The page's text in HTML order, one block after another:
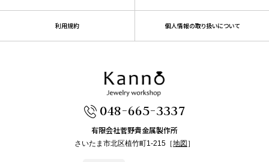
利用規約 個人情報の取り扱いについて
048-665-3337
有限会社菅野貴金属製作所
さいたま市北区植竹町1-215［地図 ］